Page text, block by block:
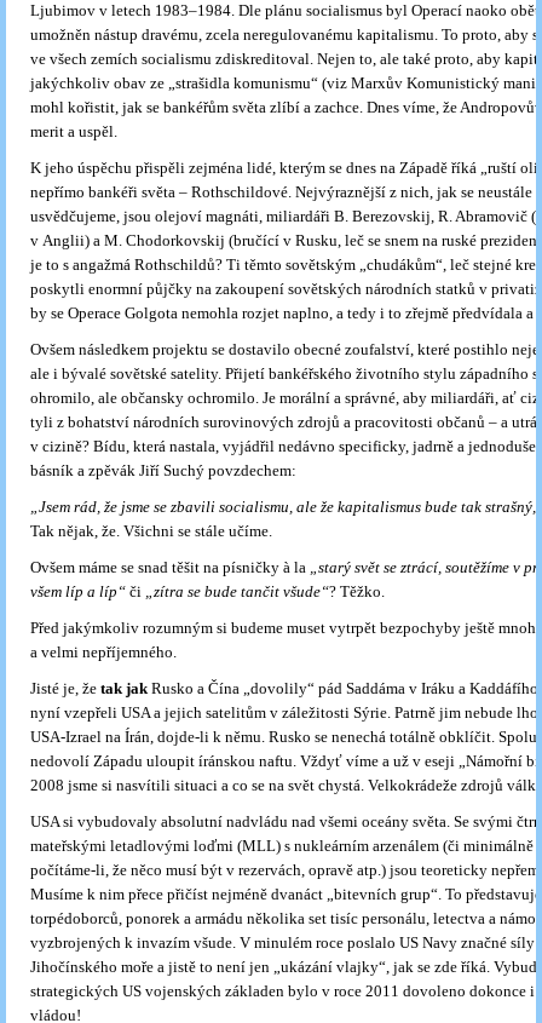
Ljubimov v letech 1983–1984. Dle plánu socialismus byl Operací naoko
umožněn nástup dravému, zcela neregulovanému kapitalismu. To proto, aby
ve všech zemích socialismu zdiskreditoval. Nejen to, ale také proto, aby
jakýchkoliv obav ze „strašidla komunismu“ (viz Marxův Komunistický
mohl kořistit, jak se bankéřům světa zlíbí a zachce. Dnes víme, že
merit a uspěl.
K jeho úspěchu přispěli zejména lidé, kterým se dnes na Západě říká „ruští
nepřímo bankéři světa – Rothschildové. Nejvýraznější z nich, jak se neustále
usvědčujeme, jsou olejoví magnáti, miliardáři B. Berezovskij, R. Abramovič
v Anglii) a M. Chodorkovskij (bručící v Rusku, leč se snem na ruské
je to s angažmá Rothschildů? Ti těmto sovětským „chudákům“, leč stejné
poskytli enormní půjčky na zakoupení sovětských národních statků v
by se Operace Golgota nemohla rozjet naplno, a tedy i to zřejmě předvídala a
Ovšem následkem projektu se dostavilo obecné zoufalství, které postihlo
ale i bývalé sovětské satelity. Přijetí bankéřského životního stylu západního
ohromilo, ale občansky ochromilo. Je morální a správné, aby miliardáři, ať
tyli z bohatství národních surovinových zdrojů a pracovitosti občanů – a
v cizině? Bídu, která nastala, vyjádřil nedávno specificky, jadrně a jednoduše
básník a zpěvák Jiří Suchý povzdechem:
„Jsem rád, že jsme se zbavili socialismu, ale že kapitalismus bude tak
Tak nějak, že. Všichni se stále učíme.
Ovšem máme se snad těšit na písničky à la „starý svět se ztrácí, soutěžíme v
všem líp a líp“ či „zítra se bude tančit všude“? Těžko.
Před jakýmkoliv rozumným si budeme muset vytrpět bezpochyby ještě
a velmi nepříjemného.
Jisté je, že tak jakRusko a Čína „dovolily“ pád Saddáma v Iráku a
nyní vzepřeli USA a jejich satelitům v záležitosti Sýrie. Patrně jim nebude
USA-Izrael na Írán, dojde-li k němu. Rusko se nenechá totálně obklíčit. Spolu
nedovolí Západu uloupit íránskou naftu. Vždyť víme a už v eseji „Námořní
2008 jsme si nasvítili situaci a co se na svět chystá. Velkokrádeže zdrojů
USA si vybudovaly absolutní nadvládu nad všemi oceány světa. Se svými
mateřskými letadlovými loďmi (MLL) s nukleárním arzenálem (či minimálně
počítáme-li, že něco musí být v rezervách, opravě atp.) jsou teoreticky
Musíme k nim přece přičíst nejméně dvanáct „bitevních grup“. To
torpédoborců, ponorek a armádu několika set tisíc personálu, letectva a
vyzbrojených k invazím všude. V minulém roce poslalo US Navy značné síly
Jihočínského moře a jistě to není jen „ukázání vlajky“, jak se zde říká.
strategických US vojenských základen bylo v roce 2011 dovoleno dokonce i
vládou!